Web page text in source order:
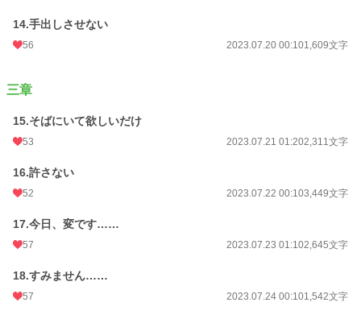
14.手出しさせない
56 2023.07.20 00:101,609文字
三章
15.そばにいて欲しいだけ
53 2023.07.21 01:202,311文字
16.許さない
52 2023.07.22 00:103,449文字
17.今日、変です……
57 2023.07.23 01:102,645文字
18.すみません……
57 2023.07.24 00:101,542文字